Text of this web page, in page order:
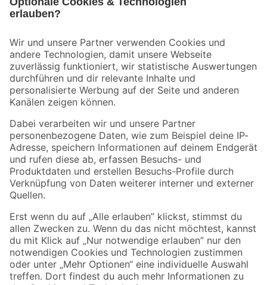
Der toom Newsletter: Keine Angebote und Aktionen mehr verpassen!
Zur Newsletter Anmeldung
Folge uns
Zahlungsarten Versandarten
Sicher einkaufen
Jetzt die toom-App herunterladen